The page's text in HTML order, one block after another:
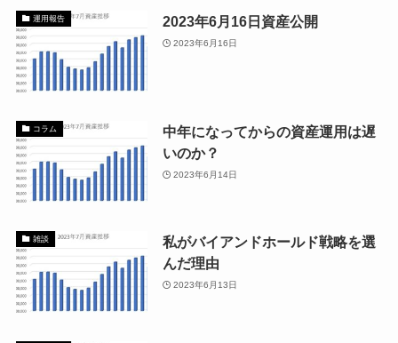
運用報告 2023年6月16日資産公開
2023年6月16日
コラム
中年になってからの資産運用は遅
いのか？
2023年6月14日
雑談
私がバイアンドホールド戦略を選
んだ理由
2023年6月13日